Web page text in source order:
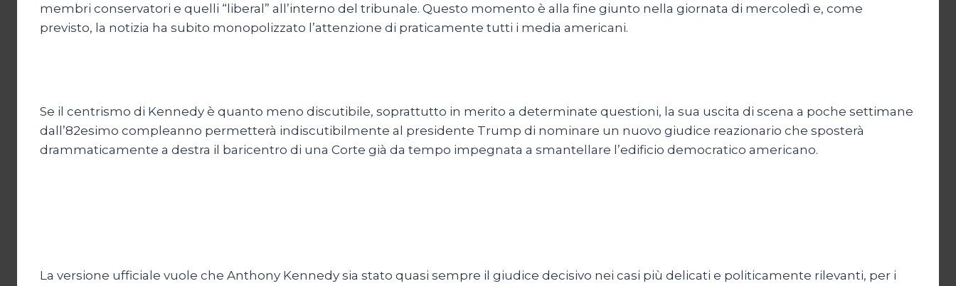
membri conservatori e quelli “liberal” all’interno del tribunale. Questo momento è alla fine giunto nella giornata di mercoledì e, come
previsto, la notizia ha subito monopolizzato l’attenzione di praticamente tutti i media americani.
Se il centrismo di Kennedy è quanto meno discutibile, soprattutto in merito a determinate questioni, la sua uscita di scena a poche settimane
dall’82esimo compleanno permetterà indiscutibilmente al presidente Trump di nominare un nuovo giudice reazionario che sposterà
drammaticamente a destra il baricentro di una Corte già da tempo impegnata a smantellare l’edificio democratico americano.
La versione ufficiale vuole che Anthony Kennedy sia stato quasi sempre il giudice decisivo nei casi più delicati e politicamente rilevanti, per i